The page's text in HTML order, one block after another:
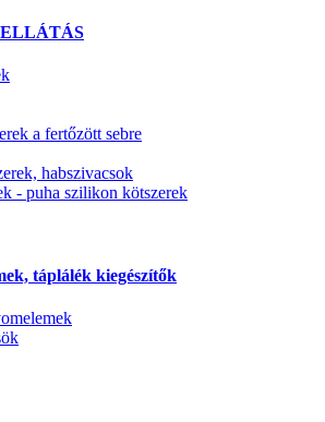
a fertőzött sebre
habszivacsok
- puha szilikon kötszerek
táplálék kiegészítők